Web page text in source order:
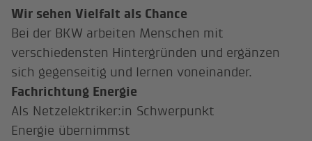
Wir sehen Vielfalt als Chance
Bei der BKW arbeiten Menschen mit
verschiedensten Hintergründen und ergänzen
sich gegenseitig und lernen voneinander.
Fachrichtung Energie
Als Netzelektriker:in Schwerpunkt
Energie übernimmst